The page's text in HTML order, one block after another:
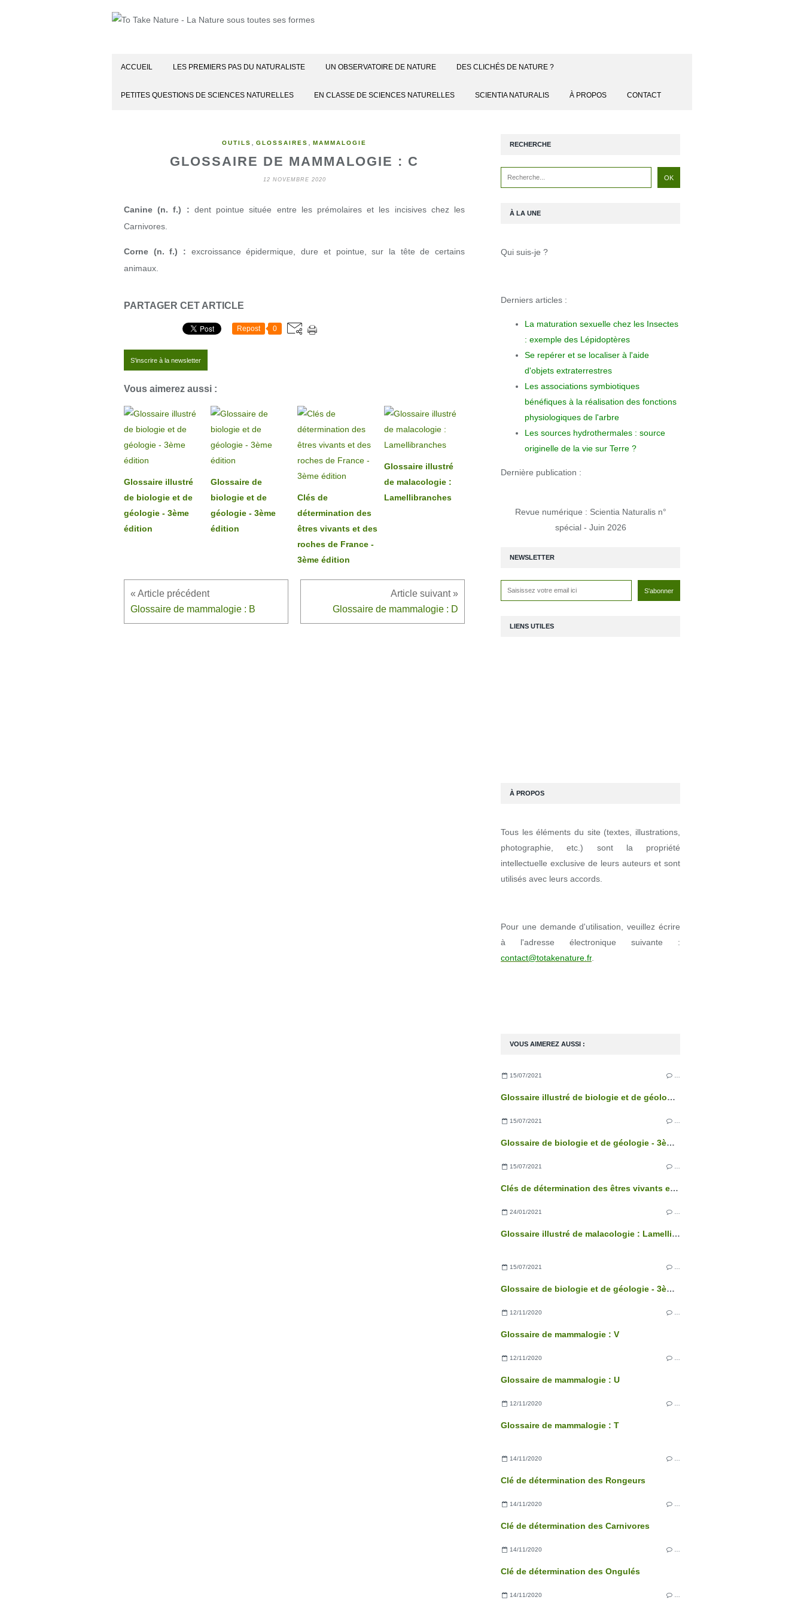
ACCUEIL LES PREMIERS PAS DU NATURALISTE UN OBSERVATOIRE DE NATURE DES CLICHÉS DE NATURE ?
PETITES QUESTIONS DE SCIENCES NATURELLES EN CLASSE DE SCIENCES NATURELLES SCIENTIA NATURALIS À PROPOS CONTACT
OUTILS GLOSSAIRES MAMMALOGIE
GLOSSAIRE DE MAMMALOGIE : C
12 NOVEMBRE 2020
Canine (n. f.) : dent pointue située entre les prémolaires et les incisives chez les
Carnivores.
Corne (n. f.) : excroissance épidermique, dure et pointue, sur la tête de certains
animaux.
PARTAGER CET ARTICLE
Repost 0
S'inscrire à la newsletter
Vous aimerez aussi :
Glossaire illustré
de biologie et de
géologie - 3ème
édition
Glossaire de
biologie et de
géologie - 3ème
édition
Clés de
détermination des
êtres vivants et des
roches de France -
3ème édition
Glossaire illustré
de malacologie :
Lamellibranches
Glossaire de mammalogie : B Glossaire de mammalogie : D
NEWSLETTER
RECHERCHE
VOUS AIMEREZ AUSSI :
15/07/2021
Glossaire illustré de biologie et de géologie - 3ème édition
15/07/2021
Glossaire de biologie et de géologie - 3ème édition
15/07/2021
Clés de détermination des êtres vivants et des roches de France - 3ème édition
24/01/2021
Glossaire illustré de malacologie : Lamellibranches
15/07/2021
Glossaire de biologie et de géologie - 3ème édition
12/11/2020
Glossaire de mammalogie : V
12/11/2020
Glossaire de mammalogie : U
12/11/2020
Glossaire de mammalogie : T
14/11/2020
Clé de détermination des Rongeurs
14/11/2020
Clé de détermination des Carnivores
14/11/2020
Clé de détermination des Ongulés
14/11/2020
À LA UNE
Qui suis-je ?
Derniers articles :
La maturation sexuelle chez les Insectes
: exemple des Lépidoptères
Se repérer et se localiser à l'aide
d'objets extraterrestres
Les associations symbiotiques
bénéfiques à la réalisation des fonctions
physiologiques de l'arbre
Les sources hydrothermales : source
originelle de la vie sur Terre ?
Dernière publication :
Revue numérique : Scientia Naturalis n°
spécial - Juin 2026
LIENS UTILES
À PROPOS
Tous les éléments du site (textes, illustrations,
photographie, etc.) sont la propriété
intellectuelle exclusive de leurs auteurs et sont
utilisés avec leurs accords.
Pour une demande d'utilisation, veuillez écrire
à l'adresse électronique suivante :
contact@totakenature.fr